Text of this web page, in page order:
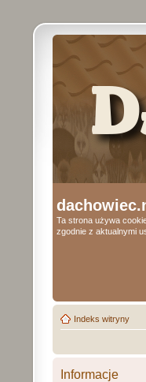
Ta strona używa
zgodnie z aktualnymi
Indeks witryny
Informacje